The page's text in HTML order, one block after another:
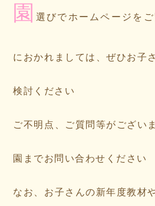
園 選びでホームページを
におかれましては、ぜひお子
検討ください
ご不明点、ご質問等がござい
園までお問い合わせください
なお、お子さんの新年度教材